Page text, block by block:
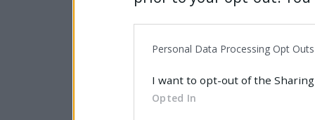
parties on the IAB’s list
information may also be
theIAB’s List of
disclose it to other third
Personal Data Processing Opt Outs
I want to opt-out of the
Opted In